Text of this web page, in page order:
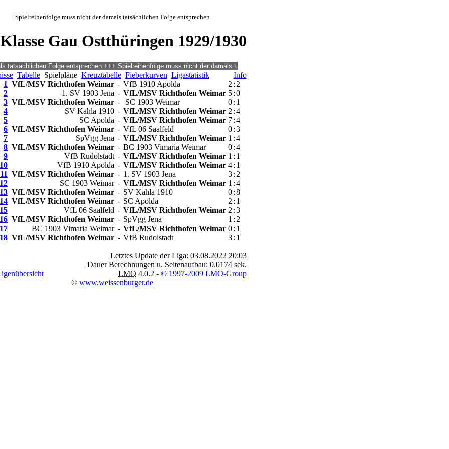
Spielreihenfolge muss nicht der damals tatsächlichen Folge entsprechen
Gau Ostthüringen 1929/1930
TabelleSpielpläne Kreuztabelle Fieberkurven Ligastatistik
Info
1 VfL/MSV Richthofen Weimar - VfB 1910 Apolda 2 : 2
2
1. SV 1903 Jena - VfL/MSV Richthofen Weimar 5:0
3 VfL/MSV Richthofen Weimar - SC 1903 Weimar 0: 1
4
SV Kahla 1910 - VfL/MSV Richthofen Weimar 2 :4
5
SC Apolda - VfL/MSV Richthofen Weimar 7:4
6 VfL/MSV Richthofen Weimar - VfL 06 Saalfeld 0:3
7
SpVgg Jena - VfL/MSV Richthofen Weimar 1 :4
8 VfL/MSV Richthofen Weimar - BC 1903 Vimaria Weimar 0:4
9
VfB Rudolstadt - VfL/MSV Richthofen Weimar 1 : 1
10
VfB 1910 Apolda - VfL/MSV Richthofen Weimar 4: 1
11 VfL/MSV Richthofen Weimar - 1. SV 1903 Jena 3: 2
12
SC 1903 Weimar - VfL/MSV Richthofen Weimar 1 :4
13 VfL/MSV Richthofen Weimar - SV Kahla 1910 0:8
14 VfL/MSV Richthofen Weimar - SC Apolda 2 : 1
15
VfL 06 Saalfeld - VfL/MSV Richthofen Weimar 2 :3
16 VfL/MSV Richthofen Weimar - SpVgg Jena 1 : 2
17
BC 1903 Vimaria Weimar - VfL/MSV Richthofen Weimar 0: 1
18 VfL/MSV Richthofen Weimar - VfB Rudolstadt 3: 1
Letztes Update der Liga: 03.08.2022 20:03
Dauer Berechnungen u. Seitenaufbau: 0.0174 sek.
LMO 4.0.2 - © 1997-2009 LMO-Group
© www.weissenburger.de